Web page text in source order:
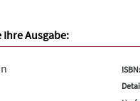
Ihre Ausgabe:
ISBN: